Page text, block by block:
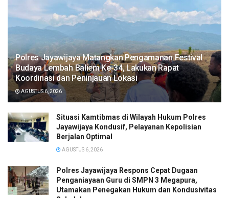
Polres Jayawijaya Matangkan Pengamanan Festival
Budaya Lembah Baliem Ke-34, Lakukan Rapat
Koordinasi dan Peninjauan Lokasi
AGUSTUS 6, 2026
Situasi Kamtibmas di Wilayah Hukum Polres
Jayawijaya Kondusif, Pelayanan Kepolisian
Berjalan Optimal
AGUSTUS 6, 2026
Polres Jayawijaya Respons Cepat Dugaan
Penganiayaan Guru di SMPN 3 Megapura,
Utamakan Penegakan Hukum dan Kondusivitas